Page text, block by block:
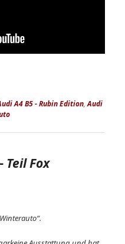
A4 B5 - Rubin Edition,Audi
Fox